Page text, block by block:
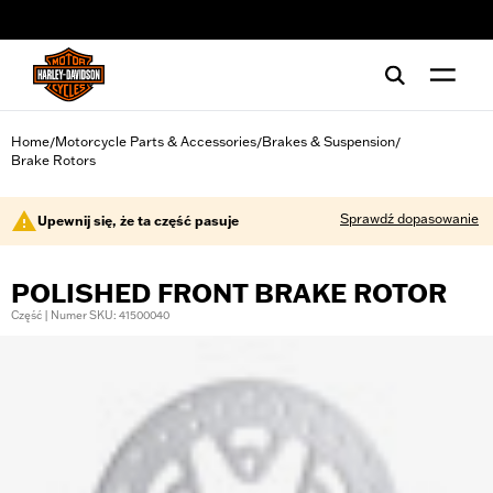
Home/Motorcycle Parts & Accessories/Brakes & Suspension/
Brake Rotors
Upewnij się, że ta część pasuje Sprawdź dopasowanie
POLISHED FRONT BRAKE ROTOR
Część | Numer SKU: 41500040